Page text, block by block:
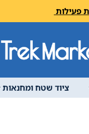
ציוד שטח ומחנאות